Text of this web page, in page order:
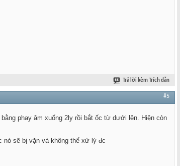
Trả lời kèm Trích dẫn
#5
phay âm xuống 2ly rồi bắt ốc từ dưới lên. Hiện còn
nó sẽ bị vặn và không thể xử lý đc